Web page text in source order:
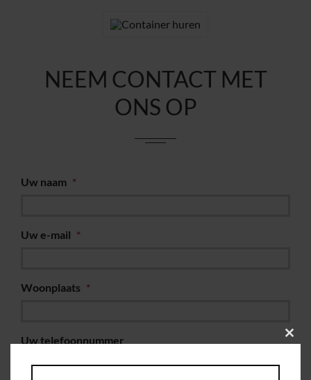
NEEM CONTACT MET
ONS OP
Uw naam *
Uw e-mail *
Woonplaats *
Uw telefoonnummer